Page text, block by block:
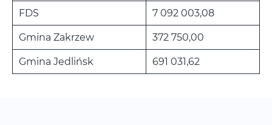
FDS 7 092 003,08
Gmina Zakrzew 372 750,00
Gmina Jedlińsk 691 031,62